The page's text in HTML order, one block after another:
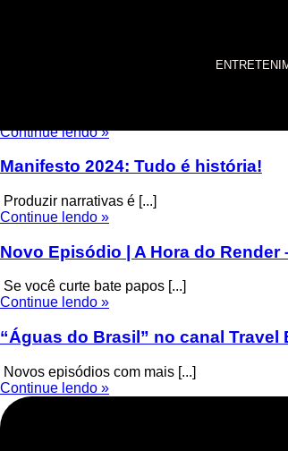
Continue lendo »
Manifesto 2024: Tudo é história!
Produzir narrativas é [...]
Continue lendo »
Novo Episódio | A Hora do
Se você curte bate papos [...]
Continue lendo »
“Águas do Brasil” no canal
Novos episódios com mais [...]
Continue lendo »